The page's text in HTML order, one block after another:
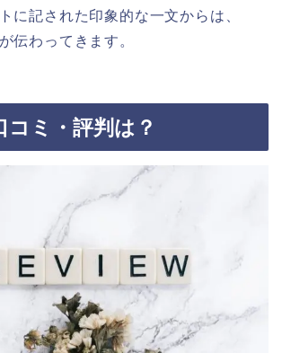
に記された印象的な一文からは、
伝わってきます。
コミ・評判は？